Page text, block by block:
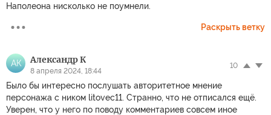
Наполеона нисколько не поумнели.
Раскрыть ветку
АК Александр К
8 апреля 2024, 18:44
10
Было бы интересно послушать авторитетное мнение
персонажа с ником litovec11. Странно, что не отписался ещё.
Уверен, что у него по поводу комментариев совсем иное